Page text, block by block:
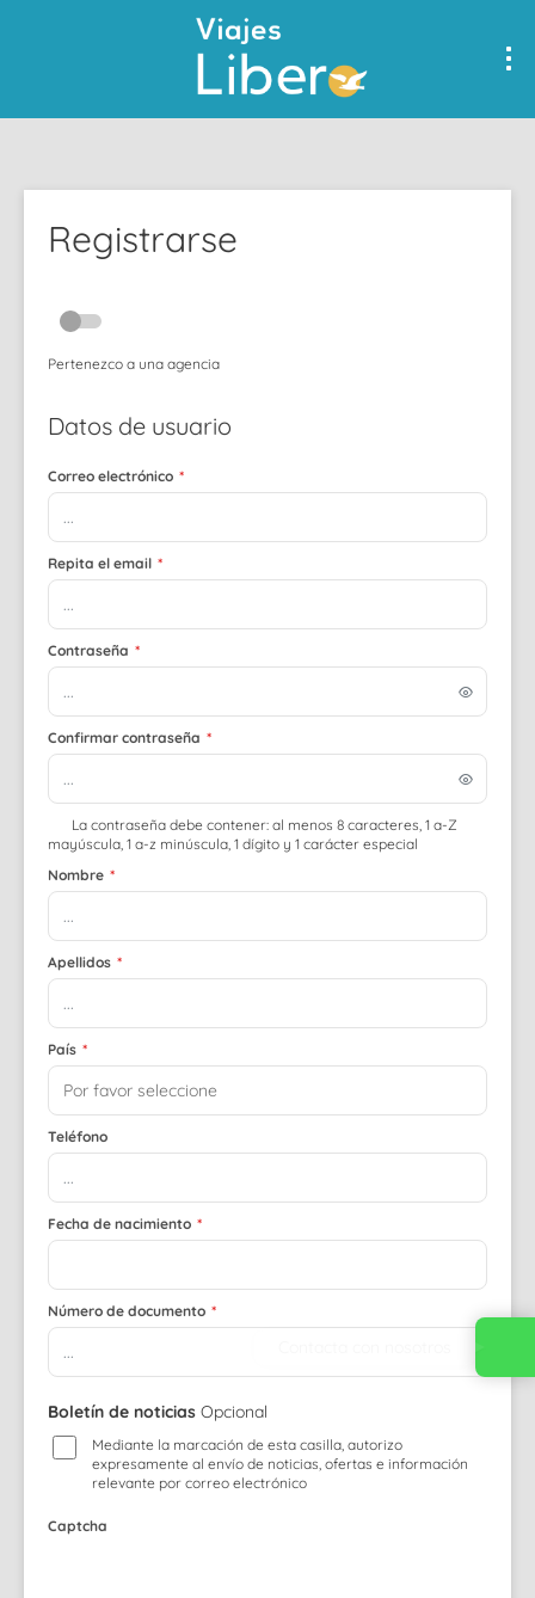
Registrarse
Pertenezco a una agencia
Datos de usuario
Correo electrónico *
Repita el email *
Contraseña *
Confirmar contraseña *
La contraseña debe contener: al menos 8 caracteres, 1 a-Z
mayúscula, 1 a-z minúscula, 1 dígito y 1 carácter especial
Nombre *
Apellidos *
País *
Teléfono
Fecha de nacimiento *
Número de documento *
Boletín de noticias Opcional
Mediante la marcación de esta casilla, autorizo
expresamente al envío de noticias, ofertas e información
relevante por correo electrónico
Captcha